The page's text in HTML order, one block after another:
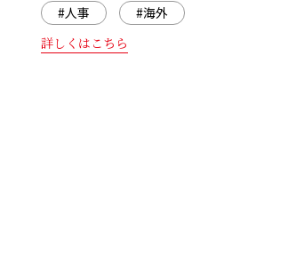
#人事
#海外
詳しくはこちら